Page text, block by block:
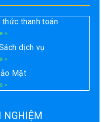
thanh toán
»
dịch vụ
»
Mật
»
NGHIỆM